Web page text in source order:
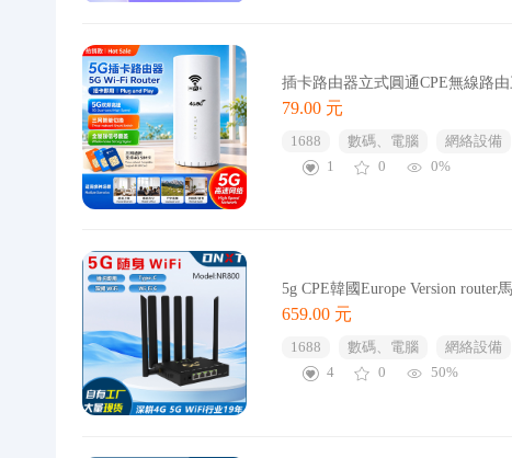
插卡路由器立式圓通CPE無線路
79.00 元
1688 數碼、電腦 網絡設備
1
0 0%
5g CPE韓國Europe Version
659.00 元
1688 數碼、電腦 網絡設備
4
0 50%